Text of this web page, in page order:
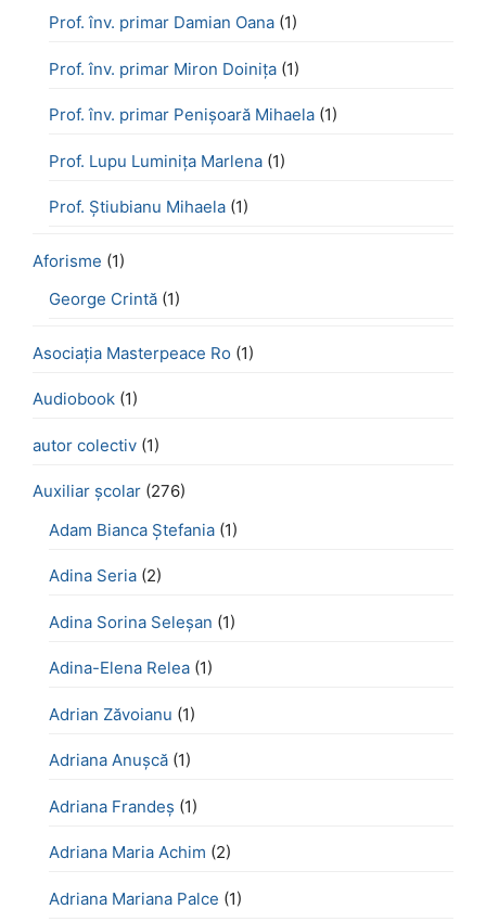
Prof. înv. primar Damian Oana (1)
Prof. înv. primar Miron Doinița (1)
Prof. înv. primar Penișoară Mihaela (1)
Prof. Lupu Luminița Marlena (1)
Prof. Știubianu Mihaela (1)
Aforisme (1)
George Crintă (1)
Asociația Masterpeace Ro (1)
Audiobook (1)
autor colectiv (1)
Auxiliar școlar (276)
Adam Bianca Ștefania (1)
Adina Seria (2)
Adina Sorina Seleșan (1)
Adina-Elena Relea (1)
Adrian Zăvoianu (1)
Adriana Anușcă (1)
Adriana Frandeș (1)
Adriana Maria Achim (2)
Adriana Mariana Palce (1)